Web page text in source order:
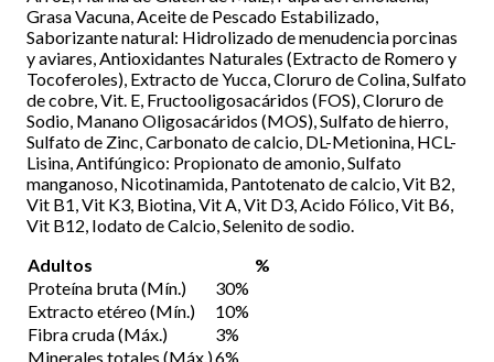
Grasa Vacuna, Aceite de Pescado Estabilizado,
Saborizante natural: Hidrolizado de menudencia porcinas
y aviares, Antioxidantes Naturales (Extracto de Romero y
Tocoferoles), Extracto de Yucca, Cloruro de Colina, Sulfato
de cobre, Vit. E, Fructooligosacáridos (FOS), Cloruro de
Sodio, Manano Oligosacáridos (MOS), Sulfato de hierro,
Sulfato de Zinc, Carbonato de calcio, DL-Metionina, HCL-
Lisina, Antifúngico: Propionato de amonio, Sulfato
manganoso, Nicotinamida, Pantotenato de calcio, Vit B2,
Vit B1, Vit K3, Biotina, Vit A, Vit D3, Acido Fólico, Vit B6,
Vit B12, Iodato de Calcio, Selenito de sodio.
Adultos
%
Proteína bruta (Mín.)
30%
Extracto etéreo (Mín.)
10%
Fibra cruda (Máx.)
3%
Minerales totales (Máx.)6%